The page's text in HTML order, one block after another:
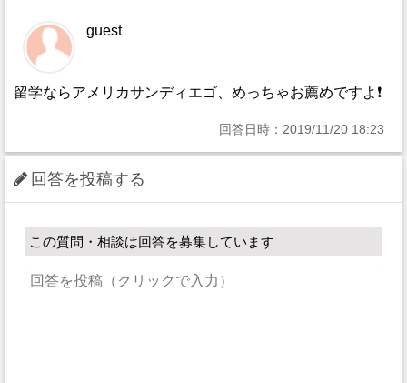
guest
留学ならアメリカサンディエゴ、めっちゃお薦めですよ❗
回答日時：2019/11/20 18:23
回答を投稿する
この質問・相談は回答を募集しています